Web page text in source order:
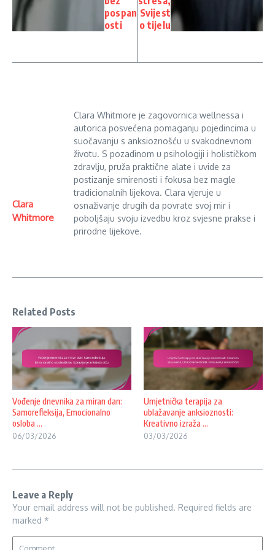
pospan
osti
Svijest
o tijelu
Clara
Whitmore
Clara Whitmore je zagovornica wellnessa i
autorica posvećena pomaganju pojedincima u
suočavanju s anksioznošću u svakodnevnom
životu. S pozadinom u psihologiji i holističkom
zdravlju, pruža praktične alate i uvide za
postizanje smirenosti i fokusa bez magle
tradicionalnih lijekova. Clara vjeruje u
osnaživanje drugih da povrate svoj mir i
poboljšaju svoju izvedbu kroz svjesne prakse i
prirodne lijekove.
Related Posts
Vođenje dnevnika za miran dan:
Samorefleksija, Emocionalno
osloba ...
06/03/2026
Umjetnička terapija za
ublažavanje anksioznosti:
Kreativno izraža ...
03/03/2026
Leave a Reply
Your email address will not be published. Required fields are
marked *